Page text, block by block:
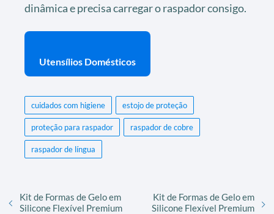
dinâmica e precisa carregar o raspador consigo.
Utensílios Domésticos
cuidados com higiene estojo de proteção
proteção para raspador raspador de cobre
raspador de língua
Kit de Formas de Gelo em
Silicone Flexível Premium
Kit de Formas de Gelo em
Silicone Flexível Premium